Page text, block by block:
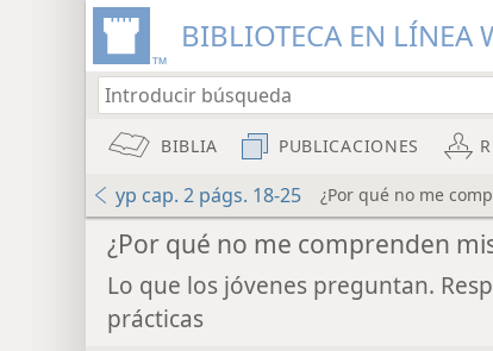
BIBLIOTECA EN
BIBLIA PUBLICACIONES
yp cap. 2 págs. 18-25 ¿Por qué no me
¿Por qué no me comprenden
Lo que los jóvenes preguntan.
prácticas